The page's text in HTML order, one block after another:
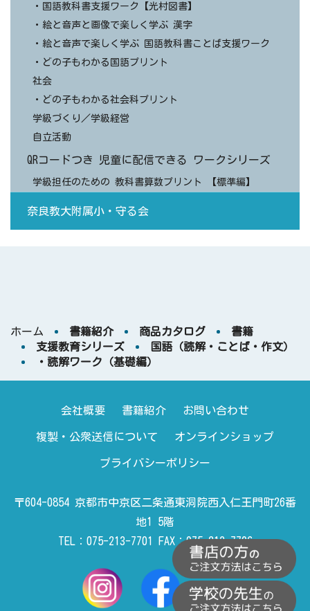
・国語教科書支援ワーク【光村図書】
・絵と音声と画像で楽しく学ぶ 漢字
・絵と音声で楽しく学ぶ 国語教科書ことば支援ワーク
・どの子もわかる国語プリント
社会
・どの子もわかる社会科プリント
学級づくり／学級経営
自立活動
QRコードつき 児童に配信できる ワークシリーズ
学級担任のための 教科書算数プリント 【標準編】
奈良教大附属小・守る会
ホーム 書籍紹介 商品カタログ
書籍
支援教育シリーズ
国語（読解・ことば・作文）
・読解ワーク（基礎編）
会社概要 書籍紹介 お問い合わせ
複製・公衆送信について オンラインショップ
プライバシーポリシー
〒604-0854 京都市中京区二条通東洞院西入仁王門町26番
地1 5階
TEL：075-213-7701 FAX：075-213-7706